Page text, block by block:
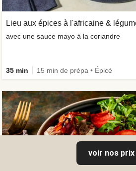
Lieu aux épices à l'africaine &
avec une sauce mayo à la coriandre
35 min 15 min de prépa • Épicé
voir nos prix